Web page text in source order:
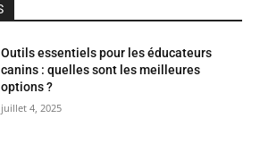
Outils essentiels pour les éducateurs
canins : quelles sont les meilleures
options ?
juillet 4, 2025